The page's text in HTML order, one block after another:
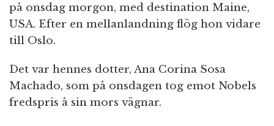
på onsdag morgon, med destination Maine,
USA. Efter en mellanlandning flög hon vidare
till Oslo.
Det var hennes dotter, Ana Corina Sosa
Machado, som på onsdagen tog emot Nobels
fredspris å sin mors vägnar.